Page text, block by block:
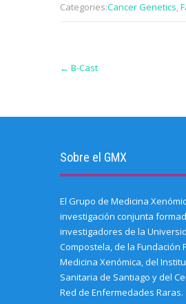
Categories:Cancer Genetics,
navigation
← B-Cast
Sobre el GMX
El Grupo de Medicina
investigación conjunta
investigadores de la
Compostela, de la Fundación
Medicina Xenómica, del
Sanitaria de Santiago y del
Red de Enfermedades Raras.